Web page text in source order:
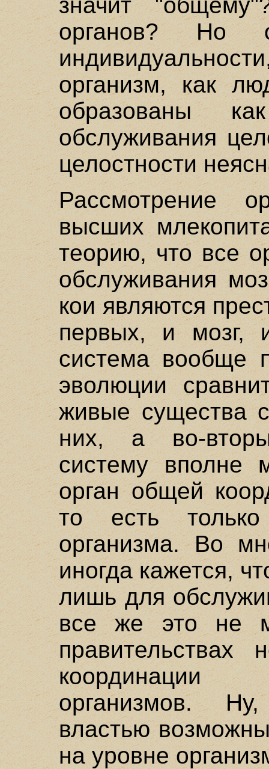
органов?
организм, как
образованы
обслуживания
целостности
Рассмотрение
высших
теорию, что все
обслуживания
кои являются
первых, и мозг,
система вообще
эволюции
живые существа
них, а во-
систему вполне
орган общей
то есть только
организма. Во
иногда кажется,
лишь для
все же это не
координации
организмов.
властью
на уровне